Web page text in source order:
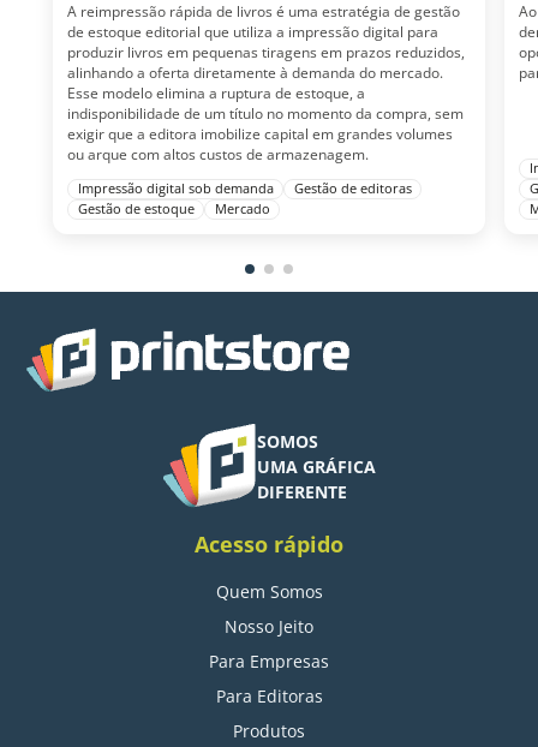
A reimpressão rápida de livros é uma estratégia de gestão
de estoque editorial que utiliza a impressão digital para
produzir livros em pequenas tiragens em prazos reduzidos,
alinhando a oferta diretamente à demanda do mercado.
Esse modelo elimina a ruptura de estoque, a
indisponibilidade de um título no momento da compra, sem
exigir que a editora imobilize capital em grandes volumes
ou arque com altos custos de armazenagem.
Impressão digital sob demanda
Gestão de editoras
Gestão de estoque
Mercado
SOMOS
UMA GRÁFICA
DIFERENTE
Acesso rápido
Quem Somos
Nosso Jeito
Para Empresas
Para Editoras
Produtos